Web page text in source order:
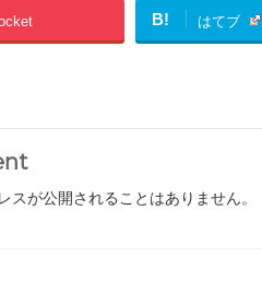
B! はてブ
スが公開されることはありません。